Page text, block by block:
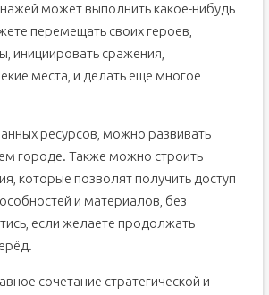
может выполнить какое-нибудь
перемещать своих героев,
инициировать сражения,
места, и делать ещё многое
ресурсов, можно развивать
городе. Также можно строить
которые позволят получить доступ
и материалов, без
если желаете продолжать
сочетание стратегической и